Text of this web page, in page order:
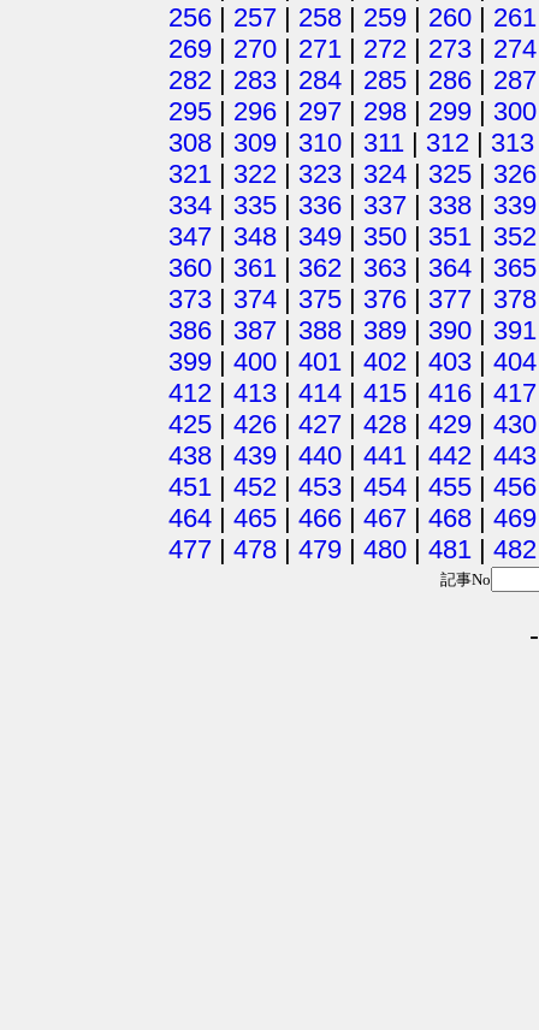
256 | 257 | 258 | 259 | 260 | 261
269 | 270 | 271 | 272 | 273 | 274
282 | 283 | 284 | 285 | 286 | 287
295 | 296 | 297 | 298 | 299 | 300
308 | 309 | 310 | 311 | 312 | 313
321 | 322 | 323 | 324 | 325 | 326
334 | 335 | 336 | 337 | 338 | 339
347 | 348 | 349 | 350 | 351 | 352
360 | 361 | 362 | 363 | 364 | 365
373 | 374 | 375 | 376 | 377 | 378
386 | 387 | 388 | 389 | 390 | 391
399 | 400 | 401 | 402 | 403 | 404
412 | 413 | 414 | 415 | 416 | 417
425 | 426 | 427 | 428 | 429 | 430
438 | 439 | 440 | 441 | 442 | 443
451 | 452 | 453 | 454 | 455 | 456
464 | 465 | 466 | 467 | 468 | 469
477 | 478 | 479 | 480 | 481 | 482
記事No